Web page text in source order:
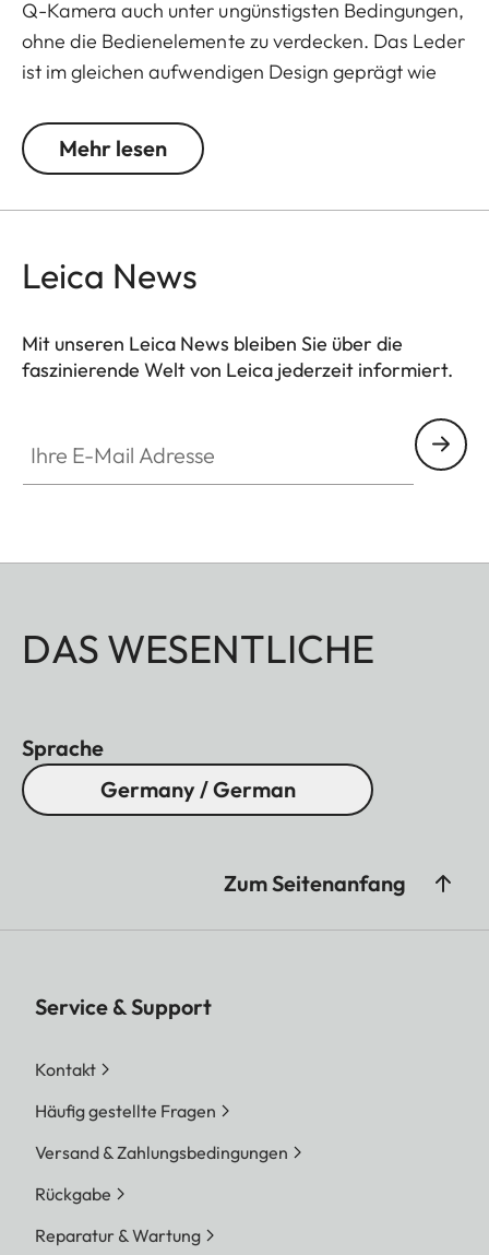
Q-Kamera auch unter ungünstigsten Bedingungen,
ohne die Bedienelemente zu verdecken. Das Leder
ist im gleichen aufwendigen Design geprägt wie
zusätzlichen Halt beim Fotografieren.
auf die SD-Karte, sowie auf den Akku der Kamera.
Kamera entfernen zu müssen.
Mehr lesen
Leica News
Mit unseren Leica News bleiben Sie über die
faszinierende Welt von Leica jederzeit informiert.
DAS WESENTLICHE
Sprache
Germany / German
Zum Seitenanfang
Service & Support
Kontakt
Häufig gestellte Fragen
Versand & Zahlungsbedingungen
Rückgabe
Reparatur & Wartung